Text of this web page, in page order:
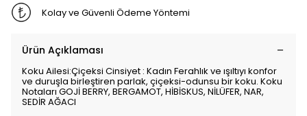
Kolay ve Güvenli Ödeme Yöntemi
Ürün Açıklaması
Koku Ailesi:Çiçeksi Cinsiyet : Kadın Ferahlık ve ışıltıyı konfor
ve duruşla birleştiren parlak, çiçeksi-odunsu bir koku. Koku
Notaları GOJİ BERRY, BERGAMOT, HİBİSKUS, NİLÜFER, NAR,
SEDİR AĞACI